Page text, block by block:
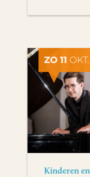
ZO 11 OKT.
Kinderen